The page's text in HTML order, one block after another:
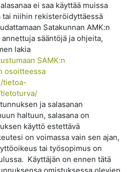
ei saa käyttää muissa
niihin rekisteröidyttäessä
Satakunnan AMK:n
sääntöjä ja ohjeita,
lakia
SAMK:n
osoitteessa
tietoa-
ja salasanan
haltuun, salasana on
käyttö estettävä
on voimassa vain sen ajan,
tai työsopimus on
Käyttäjän on ennen tätä